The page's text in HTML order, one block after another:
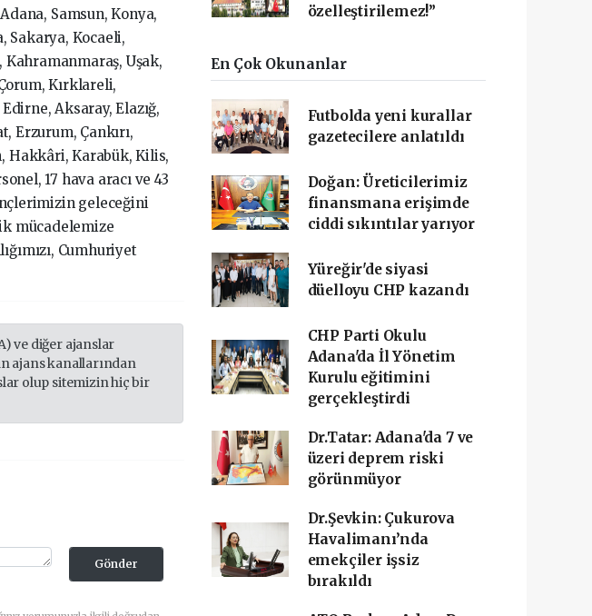
Samsun, Konya,
Sakarya, Kocaeli,
Uşak,
Kırklareli,
Aksaray, Elazığ,
Erzurum, Çankırı,
Hakkâri, Karabük, Kilis,
17 hava aracı ve 43
geleceğini
mücadelemize
Cumhuriyet
ve diğer ajanslar
ajans kanallarından
olup sitemizin hiç bir
Gönder
özelleştirilemez!”
En Çok Okunanlar
Futbolda yeni kurallar
gazetecilere anlatıldı
Doğan: Üreticilerimiz
finansmana erişimde
ciddi sıkıntılar yarıyor
Yüreğir'de siyasi
düelloyu CHP kazandı
CHP Parti Okulu
Adana'da İl Yönetim
Kurulu eğitimini
gerçekleştirdi
Dr.Tatar: Adana'da 7 ve
üzeri deprem riski
görünmüyor
Dr.Şevkin: Çukurova
Havalimanı’nda
emekçiler işsiz
bırakıldı